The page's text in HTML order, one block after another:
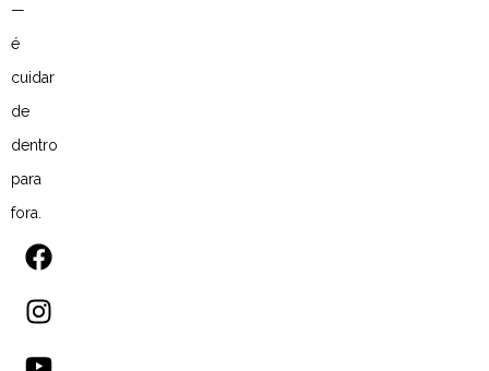
—
é
cuidar
de
dentro
para
fora.
F
a
c
e
b
I
n
s
t
a
Y
o
u
t
u
L
i
n
k
e